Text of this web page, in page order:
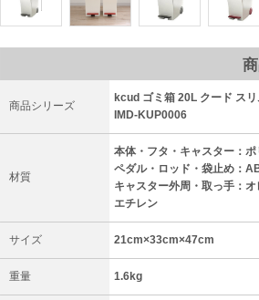
商品シリーズ
kcud ゴミ箱 20L クード ス
IMD-KUP0006
材質
本体・フタ・キャスター：
ペダル・ロッド・袋止め：
キャスター外周・取っ手：
エチレン
サイズ 21cm×33cm×47cm
重量 1.6kg